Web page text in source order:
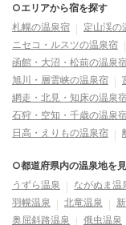
○エリアから宿を探す
札幌の温泉宿
定山渓の
ニセコ・ルスツの温泉宿
函館・大沼・松前の温泉
旭川・層雲峡の温泉宿
網走・北見・知床の温泉
石狩・空知・千歳の温泉
日高・えりもの温泉宿
○都道府県内の温泉地を
うずら温泉
ながぬま温
羽幌温泉
北竜温泉
奥屈斜路温泉
俄虫温泉